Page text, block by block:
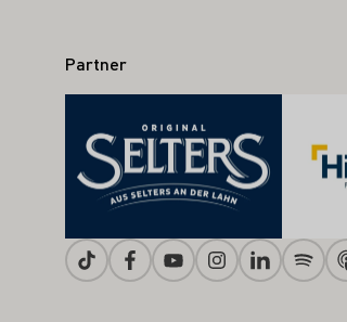
Partner
TiktokFacebookYoutubeInstagramLinkedin